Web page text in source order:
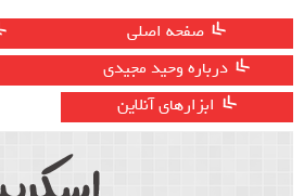
صفحه اصلی
درباره وحید مجیدی
ابزارهای آنلاین